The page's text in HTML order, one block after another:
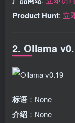
Product Hunt: 立
2. Ollama
标语 ：None
介绍 ：None